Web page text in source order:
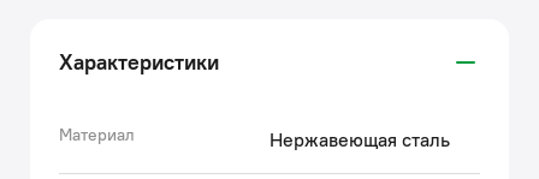
зарубежных рынков, IDDIS® стремится сделать
каждый клиентский опыт положительным.
IDDIS® создавать комплектующие к смесителям,
Характеристики
Материал Нержавеющая сталь